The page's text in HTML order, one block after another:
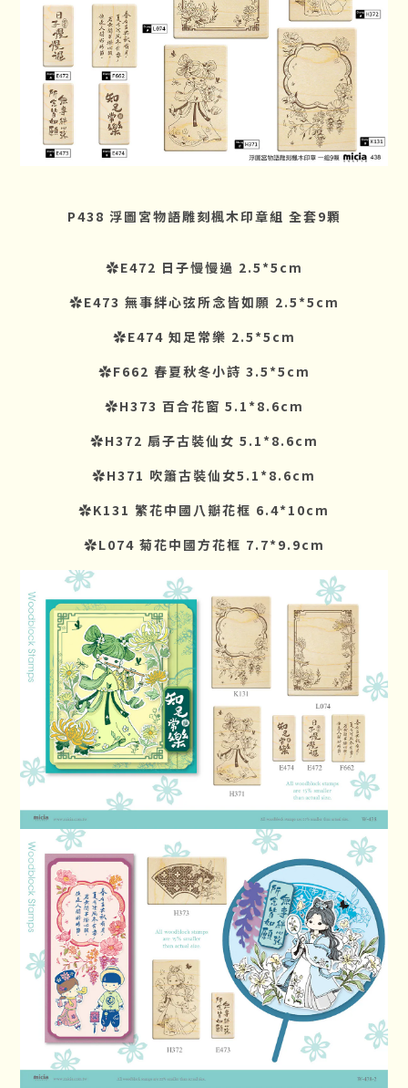
P438 浮圖宮物語雕刻楓木印章組 全套9顆
✿E472 日子慢慢過 2.5*5cm
✿E473 無事絆心弦所念皆如願 2.5*5cm
✿E474 知足常樂 2.5*5cm
✿F662 春夏秋冬小詩 3.5*5cm
✿H373 百合花窗 5.1*8.6cm
✿H372 扇子古裝仙女 5.1*8.6cm
✿H371 吹簫古裝仙女5.1*8.6cm
✿K131 繁花中國八瓣花框 6.4*10cm
✿L074 菊花中國方花框 7.7*9.9cm